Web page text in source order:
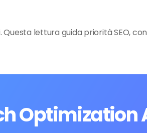
lettura guida priorità SEO,